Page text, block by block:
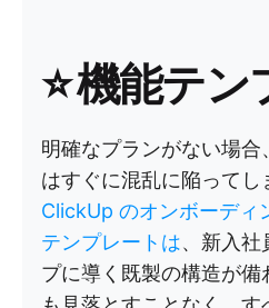
⭐ 機能テン
明確なプランがない場
はすぐに混乱に陥ってし
ClickUp のオンボーディ
テンプレートは、新入社
プに導く既製の構造が